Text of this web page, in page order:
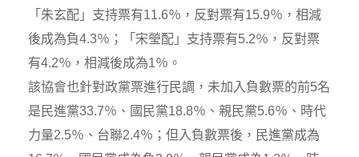
「朱玄配」支持票有11.6％，反對票有15.9％，相減
後成為負4.3％；「宋瑩配」支持票有5.2％，反對票
有4.2％，相減後成為1％。
該協會也針對政黨票進行民調，未加入負數票的前5名
是民進黨33.7％、國民黨18.8％、親民黨5.6％、時代
力量2.5％、台聯2.4％；但入負數票後，民進黨成為